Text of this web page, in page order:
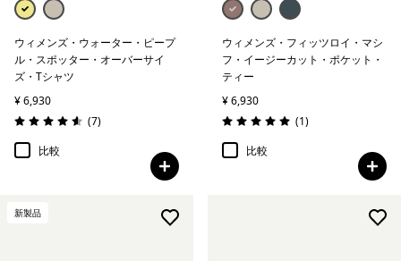
ウィメンズ・ウォーター・ピープ
ル・スポッター・オーバーサイ
ズ・Tシャツ
¥ 6,930
評価: 4.6 / 5
(7レビュー
)
比較
ウィメンズ・フィッツロイ・マシ
フ・イージーカット・ポケット・
ティー
¥ 6,930
評価: 5.0 / 5
(1レビュー
)
比較
新製品